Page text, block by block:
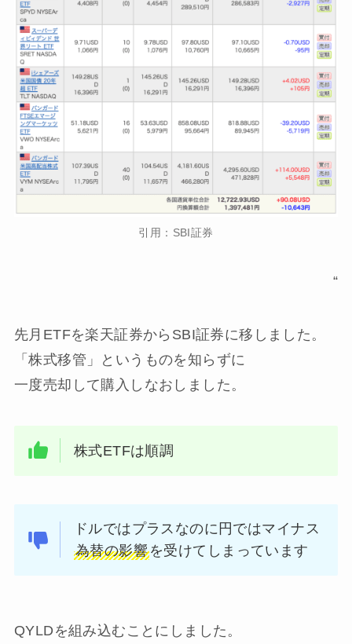
引用：SBI証券
“
先月ETFを楽天証券からSBI証券に移しました。
「株式移管」というものを知らずに
一度売却して購入しなおしました。
株式ETFは順調
ドルではプラスなのに円ではマイナス
為替の影響を受けてしまっています
QYLDを組み込むことにしました。